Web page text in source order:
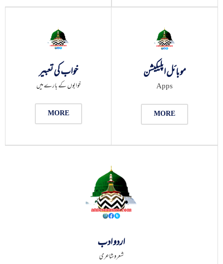
موبائل اپلیکیشن
Apps
MORE
خواب کی تعبیر
خوابوں کے بارے میں
MORE
اردو ادب
شعرو شاعری